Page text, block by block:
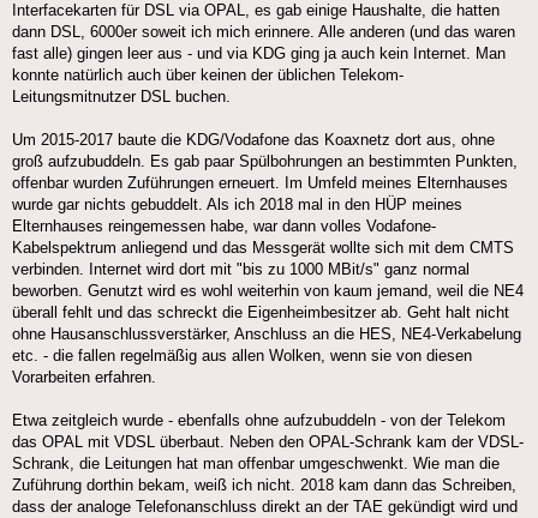
Interfacekarten für DSL via OPAL, es gab einige Haushalte, die hatten
dann DSL, 6000er soweit ich mich erinnere. Alle anderen (und das waren
fast alle) gingen leer aus - und via KDG ging ja auch kein Internet. Man
konnte natürlich auch über keinen der üblichen Telekom-
Leitungsmitnutzer DSL buchen.
Um 2015-2017 baute die KDG/Vodafone das Koaxnetz dort aus, ohne
groß aufzubuddeln. Es gab paar Spülbohrungen an bestimmten Punkten,
offenbar wurden Zuführungen erneuert. Im Umfeld meines Elternhauses
wurde gar nichts gebuddelt. Als ich 2018 mal in den HÜP meines
Elternhauses reingemessen habe, war dann volles Vodafone-
Kabelspektrum anliegend und das Messgerät wollte sich mit dem CMTS
verbinden. Internet wird dort mit "bis zu 1000 MBit/s" ganz normal
beworben. Genutzt wird es wohl weiterhin von kaum jemand, weil die NE4
überall fehlt und das schreckt die Eigenheimbesitzer ab. Geht halt nicht
ohne Hausanschlussverstärker, Anschluss an die HES, NE4-Verkabelung
etc. - die fallen regelmäßig aus allen Wolken, wenn sie von diesen
Vorarbeiten erfahren.
Etwa zeitgleich wurde - ebenfalls ohne aufzubuddeln - von der Telekom
das OPAL mit VDSL überbaut. Neben den OPAL-Schrank kam der VDSL-
Schrank, die Leitungen hat man offenbar umgeschwenkt. Wie man die
Zuführung dorthin bekam, weiß ich nicht. 2018 kam dann das Schreiben,
dass der analoge Telefonanschluss direkt an der TAE gekündigt wird und